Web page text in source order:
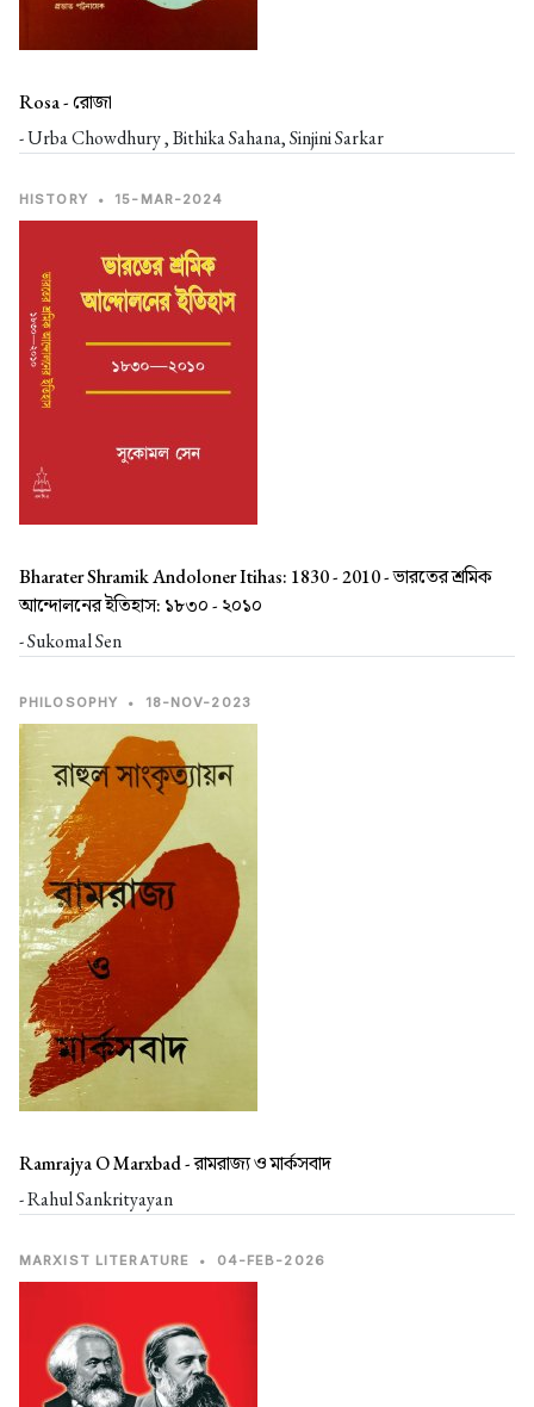
Rosa -রোজা
- Urba Chowdhury , Bithika Sahana, Sinjini Sarkar
HISTORY • 15-MAR-2024
Bharater Shramik Andoloner Itihas: 1830 - 2010 -ভারতের শ্রমিক
আন্দোলনের ইতিহাস: ১৮৩০ - ২০১০
- Sukomal Sen
PHILOSOPHY • 18-NOV-2023
Ramrajya O Marxbad -রামরাজ্য ও মার্কসবাদ
- Rahul Sankrityayan
MARXIST LITERATURE • 04-FEB-2026